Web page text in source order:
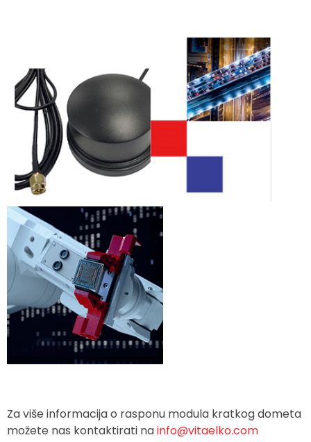
Za više informacija o rasponu modula kratkog dometa
možete nas kontaktirati nainfo@vitaelko.com